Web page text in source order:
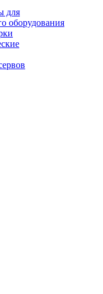
для
оборудования